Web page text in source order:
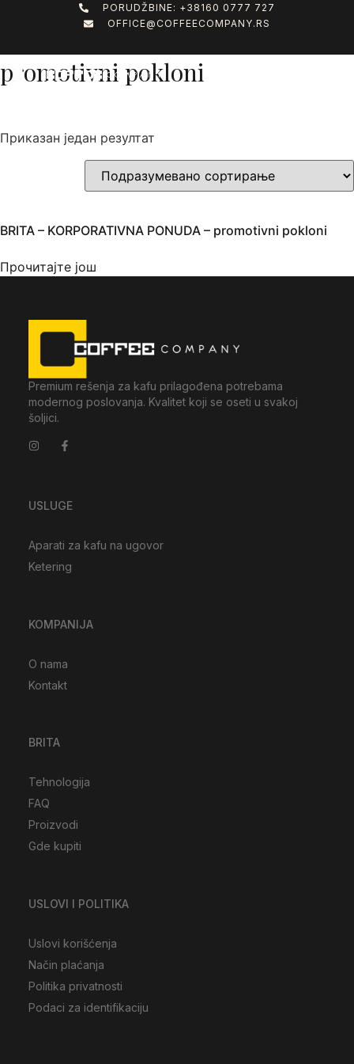
PORUDŽBINE: +38160 0777 727
OFFICE@COFFEECOMPANY.RS
promotivni pokloni
Приказан један резултат
BRITA – KORPORATIVNA PONUDA – promotivni pokloni
Прочитајте још
Premium rešenja za kafu prilagođena potrebama
modernog poslovanja. Kvalitet koji se oseti u svakoj
šoljici.
USLUGE
Aparati za kafu na ugovor
Ketering
KOMPANIJA
O nama
Kontakt
BRITA
Tehnologija
FAQ
Proizvodi
Gde kupiti
USLOVI I POLITIKA
Uslovi korišćenja
Način plaćanja
Politika privatnosti
Podaci za identifikaciju